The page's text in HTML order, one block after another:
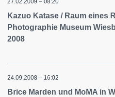
27.02.2009 – 08:20
Kazuo Katase / Raum eines
Photographie Museum
2008
24.09.2008 – 16:02
Brice Marden und MoMA in